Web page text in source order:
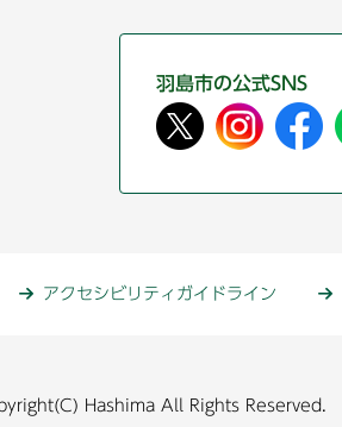
羽島市の公式SNS
アクセシビリティガイドライン
Hashima All Rights Reserved.